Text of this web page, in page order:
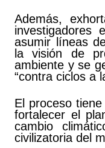
Además,
investigadores
asumir líneas
la visión de
ambiente y se
“contra ciclos a
El proceso
fortalecer el
cambio
civilizatoria del